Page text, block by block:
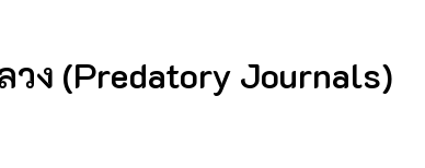
ง (Predatory Journals)